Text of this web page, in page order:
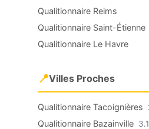
Qualitionnaire Reims
Qualitionnaire Saint-Étienne
Qualitionnaire Le Havre
📍Villes Proches
Qualitionnaire Tacoignières
Qualitionnaire Bazainville